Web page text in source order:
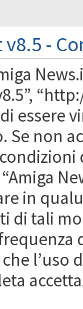
-
essere
Se non
in
di tali
l’uso